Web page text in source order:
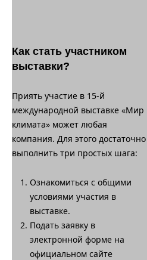
Как стать участником
выставки?
Приять участие в 15-й
международной выставке «Мир
климата» может любая
компания. Для этого достаточно
выполнить три простых шага:
Ознакомиться с общими
условиями участия в
выставке.
Подать заявку в
электронной форме на
официальном сайте